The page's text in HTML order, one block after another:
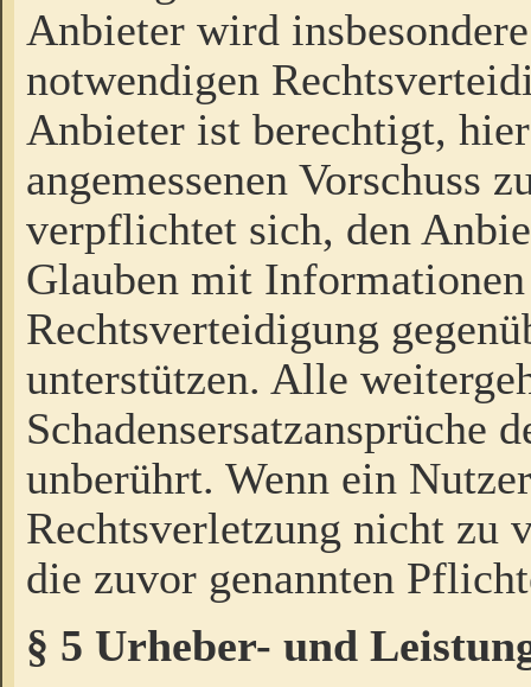
Anbieter wird
notwendigen
Anbieter ist berechtigt,
angemessenen Vorschuss
verpflichtet sich, den
Glauben mit
Rechtsverteidigung
unterstützen. Alle
Schadensersatzansprüche
unberührt. Wenn ein
Rechtsverletzung nicht zu
die zuvor genannten
§ 5 Urheber- und